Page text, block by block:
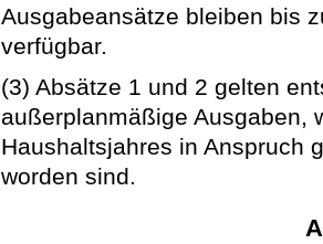
Ausgabeansätze bleiben bis
verfügbar.
(3) Absätze 1 und 2 gelten
außerplanmäßige Ausgaben,
Haushaltsjahres in Anspruch
worden sind.